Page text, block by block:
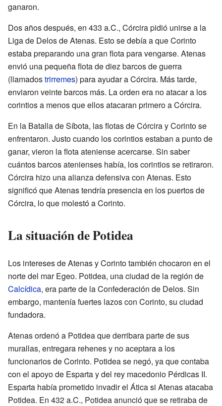
ganaron.
Dos años después, en 433 a.C., Córcira pidió unirse a la
Liga de Delos de Atenas. Esto se debía a que Corinto
estaba preparando una gran flota para vengarse. Atenas
envió una pequeña flota de diez barcos de guerra
(llamadostrirremes) para ayudar a Córcira. Más tarde,
enviaron veinte barcos más. La orden era no atacar a los
corintios a menos que ellos atacaran primero a Córcira.
En la Batalla de Síbota, las flotas de Córcira y Corinto se
enfrentaron. Justo cuando los corintios estaban a punto de
ganar, vieron la flota ateniense acercarse. Sin saber
cuántos barcos atenienses había, los corintios se retiraron.
Córcira hizo una alianza defensiva con Atenas. Esto
significó que Atenas tendría presencia en los puertos de
Córcira, lo que molestó a Corinto.
La situación de Potidea
Los intereses de Atenas y Corinto también chocaron en el
norte del mar Egeo. Potidea, una ciudad de la región de
Calcídica, era parte de la Confederación de Delos. Sin
embargo, mantenía fuertes lazos con Corinto, su ciudad
fundadora.
Atenas ordenó a Potidea que derribara parte de sus
murallas, entregara rehenes y no aceptara a los
funcionarios de Corinto. Potidea se negó, ya que contaba
con el apoyo de Esparta y del rey macedonio Pérdicas II.
Esparta había prometido invadir el Ática si Atenas atacaba
Potidea. En 432 a.C., Potidea anunció que se retiraba de